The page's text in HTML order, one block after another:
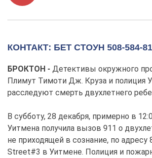
КОНТАКТ: БЕТ СТОУН 508-584-
БРОКТОН - Детективы окружного
Плимут Тимоти Дж. Круза и полиция
расследуют смерть двухлетнего
В субботу, 28 декабря, примерно в
Уитмена получила вызов 911 о
не приходящей в сознание, по адресу
Street#3 в Уитмене. Полиция и